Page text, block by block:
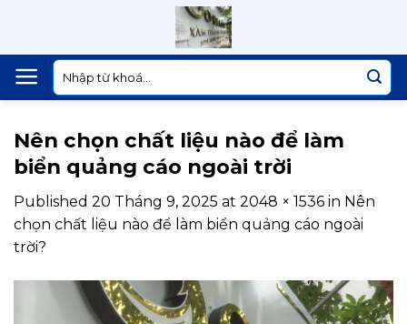
content
Tìm
kiếm:
Nên chọn chất liệu nào để làm
biển quảng cáo ngoài trời
Published 20 Tháng 9, 2025 at 2048 × 1536 in Nên
chọn chất liệu nào để làm biển quảng cáo ngoài
trời?